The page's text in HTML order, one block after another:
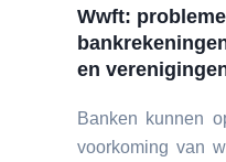
Wwft:
en
Banken kunnen
voorkoming van